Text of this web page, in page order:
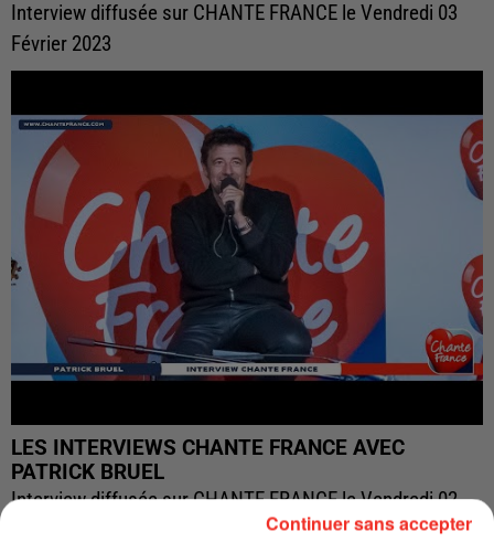
Interview diffusée sur CHANTE FRANCE le Vendredi 03
Février 2023
LES INTERVIEWS CHANTE FRANCE AVEC
PATRICK BRUEL
Interview diffusée sur CHANTE FRANCE le Vendredi 02
Continuer sans accepter